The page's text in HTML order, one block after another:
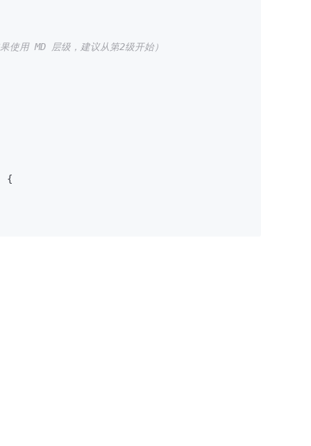
用 MD 层级，建议从第2级开始）
{